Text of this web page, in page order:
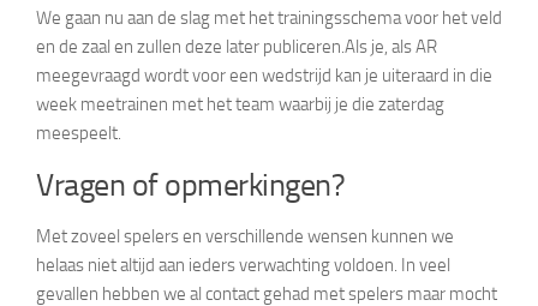
We gaan nu aan de slag met het trainingsschema voor het veld
en de zaal en zullen deze later publiceren.Als je, als AR
meegevraagd wordt voor een wedstrijd kan je uiteraard in die
week meetrainen met het team waarbij je die zaterdag
meespeelt.
Vragen of opmerkingen?
Met zoveel spelers en verschillende wensen kunnen we
helaas niet altijd aan ieders verwachting voldoen. In veel
gevallen hebben we al contact gehad met spelers maar mocht